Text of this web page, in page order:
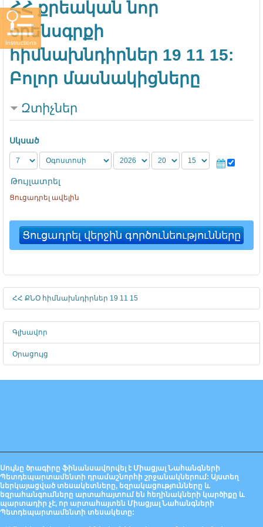
Instructions
ՀՀ քրեական նոր
օրենսգրքի
հիմնախնդիրներ 19 11 15:
Բոլոր մասնակիցները
Զտիչներ
Սկսած
Թույլատրել
Ցուցադրել ավելին
ՀՀ ՔՆՕ հիմնախնդիրներ 19 11 15
Գլխավոր
Օրացույց
Սույնը ծրագիրը ֆինանսավորվել է Միացյալ Նահանգների
Պետդեպարտամենտի դրամաշնորհի շրջանակներում: Այստեղ
ներկայացված տեսակետները, եզրակացությունները և
եզրահանգումները արտահայտում են հեղինակների կարծիքը և
պարտադիր չէ, որ արտահայտեն Միացյալ Նահանգների
Պետդեպարտամենտի տեսակետը: